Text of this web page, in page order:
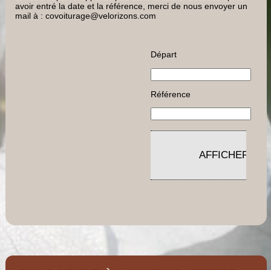
avoir entré la date et la référence, merci de nous envoyer un
mail à : covoiturage@velorizons.com
Départ
Référence